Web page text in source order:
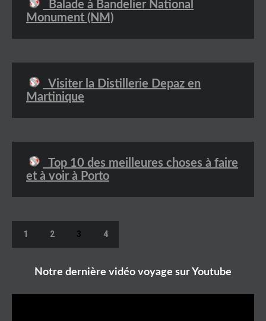
Balade à Bandelier National
Monument (NM)
Visiter la Distillerie Depaz en
Martinique
Top 10 des meilleures choses à faire
et à voir à Porto
1 2 3 4
Notre dernière vidéo voyage sur Youtube